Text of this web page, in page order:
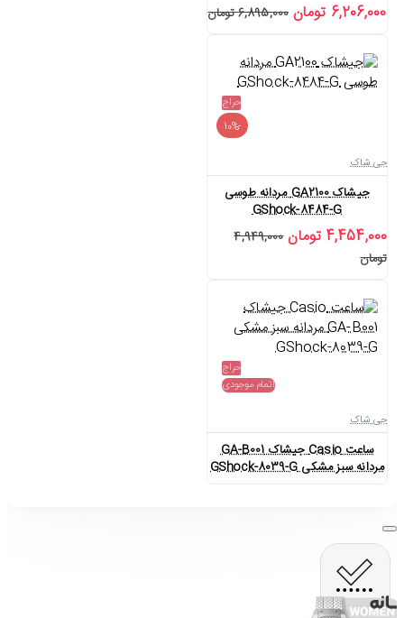
6,206,000 تومان 6,895,000 تومان
حراج
-10%
جی شاک
جیشاک GA2100 مردانه طوسی
GShock-8484-G
4,454,000 تومان
4,949,000
تومان
حراج
اتمام موجودی
جی شاک
ساعت Casio جیشاک GA-B001
مردانه سبز مشکی GShock-8039-G